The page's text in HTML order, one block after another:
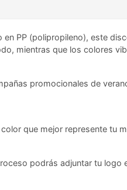
PP (polipropileno), este
mientras que los colores
promocionales de
que mejor represente tu
podrás adjuntar tu logo